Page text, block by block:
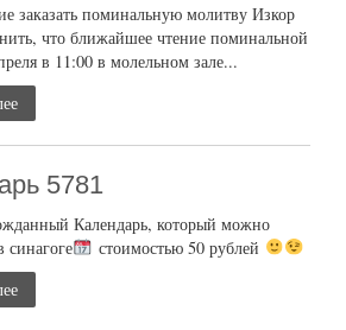
заказать поминальную молитву Изкор
что ближайшее чтение поминальной
в 11:00 в молельном зале...
5781
Календарь, который можно
синагоге
стоимостью 50 рублей